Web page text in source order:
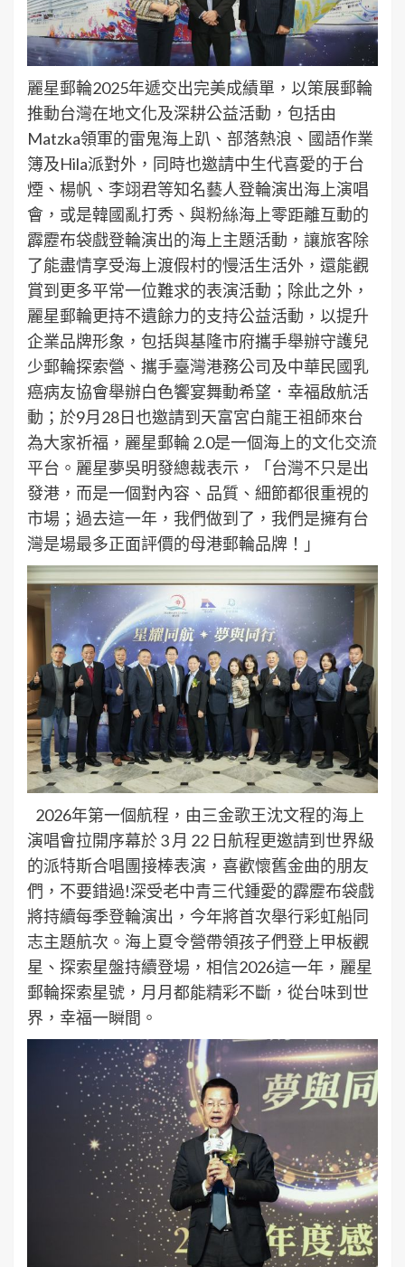
麗星郵輪2025年遞交出完美成績單，以策展郵輪
推動台灣在地文化及深耕公益活動，包括由
Matzka領軍的雷鬼海上趴、部落熱浪、國語作業
簿及Hila派對外，同時也邀請中生代喜愛的于台
煙、楊帆、李翊君等知名藝人登輪演出海上演唱
會，或是韓國亂打秀、與粉絲海上零距離互動的
霹靂布袋戲登輪演出的海上主題活動，讓旅客除
了能盡情享受海上渡假村的慢活生活外，還能觀
賞到更多平常一位難求的表演活動；除此之外，
麗星郵輪更持不遺餘力的支持公益活動，以提升
企業品牌形象，包括與基隆市府攜手舉辦守護兒
少郵輪探索營、攜手臺灣港務公司及中華民國乳
癌病友協會舉辦白色饗宴舞動希望．幸福啟航活
動；於9月28日也邀請到天富宮白龍王祖師來台
為大家祈福，麗星郵輪 2.0是一個海上的文化交流
平台。麗星夢吳明發總裁表示，「台灣不只是出
發港，而是一個對內容、品質、細節都很重視的
市場；過去這一年，我們做到了，我們是擁有台
灣是場最多正面評價的母港郵輪品牌！」
2026年第一個航程，由三金歌王沈文程的海上
演唱會拉開序幕於 3 月 22 日航程更邀請到世界級
的派特斯合唱團接棒表演，喜歡懷舊金曲的朋友
們，不要錯過!深受老中青三代鍾愛的霹靂布袋戲
將持續每季登輪演出，今年將首次舉行彩虹船同
志主題航次。海上夏令營帶領孩子們登上甲板觀
星、探索星盤持續登場，相信2026這一年，麗星
郵輪探索星號，月月都能精彩不斷，從台味到世
界，幸福一瞬間。